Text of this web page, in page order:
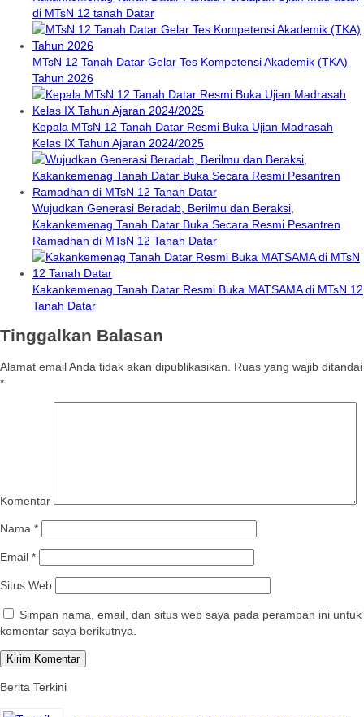
di MTsN 12 tanah Datar
MTsN 12 Tanah Datar Gelar Tes Kompetensi Akademik (TKA)
Tahun 2026
Kepala MTsN 12 Tanah Datar Resmi Buka Ujian Madrasah
Kelas IX Tahun Ajaran 2024/2025
Wujudkan Generasi Beradab, Berilmu dan Beraksi,
Kakankemenag Tanah Datar Buka Secara Resmi Pesantren
Ramadhan di MTsN 12 Tanah Datar
Kakankemenag Tanah Datar Resmi Buka MATSAMA di MTsN 12
Tanah Datar
Tinggalkan Balasan
Alamat email Anda tidak akan dipublikasikan. Ruas yang wajib ditandai
*
Komentar
Nama *
Email *
Situs Web
Simpan nama, email, dan situs web saya pada peramban ini untuk
komentar saya berikutnya.
Berita Terkini